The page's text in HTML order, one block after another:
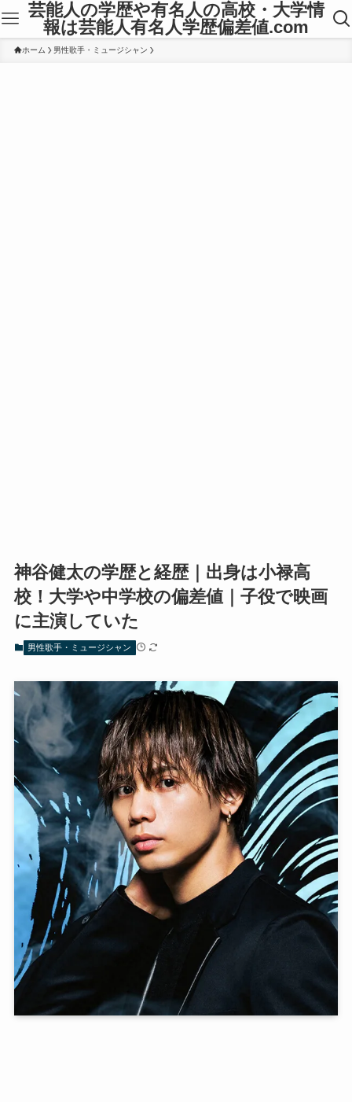
芸能人の学歴や有名人の高校・大学情
報は芸能人有名人学歴偏差値.com
ホーム 男性歌手・ミュージシャン
神谷健太の学歴と経歴｜出身は小禄高
校！大学や中学校の偏差値｜子役で映画
に主演していた
男性歌手・ミュージシャン